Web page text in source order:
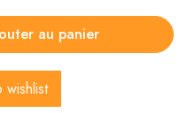
au panier